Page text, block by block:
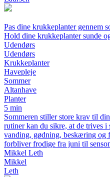
Pas dine krukkeplanter gennem
Hold dine krukkeplanter sunde
Udendørs
Udendørs
Krukkeplanter
Havepleje
Sommer
Altanhave
Planter
5 min
Sommeren stiller store krav til
rutiner kan du sikre, at de trives
vanding, gødning, beskæring og
forbliver frodige fra juni til
Mikkel Leth
Mikkel
Leth